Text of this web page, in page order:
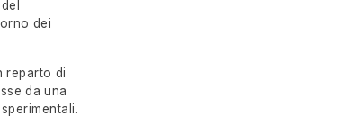
dei
reparto di
da una